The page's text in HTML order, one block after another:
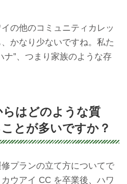
の他のコミュニティカレッ
かなり少ないですね。私た
ナ”、つまり家族のような存
らはどのような質
とが多いですか？
プランの立て方についてで
ウアイ CC を卒業後、ハワ